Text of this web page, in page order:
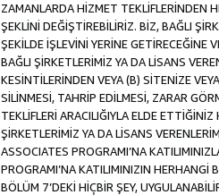
ZAMANLARDA HİZMET TEKLİFLERİNDEN
ŞEKLİNİ DEĞİŞTİREBİLİRİZ. BİZ, BAĞLI
ŞEKİLDE İŞLEVİNİ YERİNE GETİRECEĞİNE
BAĞLI ŞİRKETLERİMİZ YA DA LİSANS
KESİNTİLERİNDEN VEYA (B) SİTENİZE
SİLİNMESİ, TAHRİP EDİLMESİ, ZARAR
TEKLİFLERİ ARACILIĞIYLA ELDE
ŞİRKETLERİMİZ YA DA LİSANS
ASSOCIATES PROGRAMI’NA
PROGRAMI’NA KATILIMINIZIN HERHANGİ
BÖLÜM 7’DEKİ HİÇBİR ŞEY,